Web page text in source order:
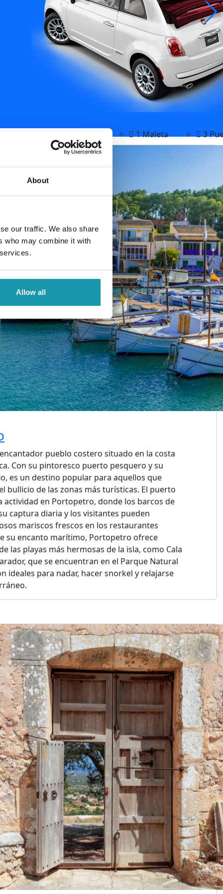
About
our traffic. We also share
who may combine it with
Allow all
1 Maleta 3
pueblo costero situado en la costa
Con su pintoresco puerto pesquero y su
es un destino popular para aquellos que
bullicio de las zonas más turísticas. El puerto
actividad en Portopetro, donde los barcos de
captura diaria y los visitantes pueden
mariscos frescos en los restaurantes
su encanto marítimo, Portopetro ofrece
las playas más hermosas de la isla, como Cala
que se encuentran en el Parque Natural
ideales para nadar, hacer snorkel y relajarse